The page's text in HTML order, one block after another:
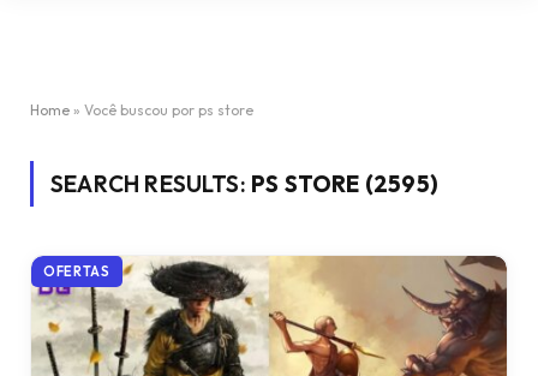
Home » Você buscou por ps store
SEARCH RESULTS: PS STORE (2595)
OFERTAS